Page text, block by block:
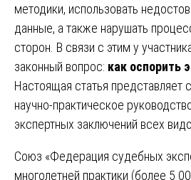
методики, использовать
данные, а также нарушать
сторон. В связи с этим у
законный вопрос: как оспорить
Настоящая статья представляет
научно-практическое
экспертных заключений всех
Союз «Федерация судебных
многолетней практики (более 5